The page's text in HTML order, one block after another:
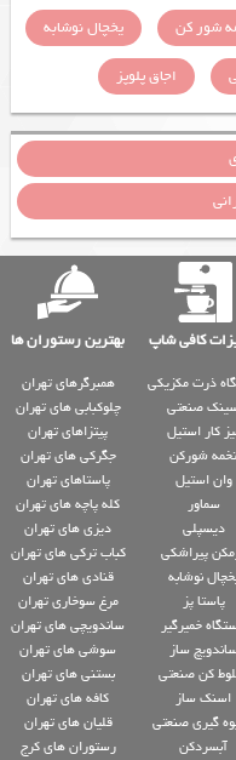
شور کن
یخچال نوشابه
اجاق پلوپز
کافی شاپ بهترین رستوران ها
ذرت مکزیکی
صنعتی
کار استیل
تخمه شورکن
وان استیل
سماور
دیسپلی
پیراشکی
نوشابه
پاستا پز
خمیرگیر
ساندویچ ساز
کن صنعتی
اسنک ساز
گیری صنعتی
آبسردکن
همبرگرهای تهران
چلوکبابی های تهران
پیتزاهای تهران
جگرکی های تهران
پاستاهای تهران
کله پاچه های تهران
دیزی های تهران
کباب ترکی های تهران
قنادی های تهران
مرغ سوخاری تهران
ساندویچی های تهران
سوشی های تهران
بستنی های تهران
کافه های تهران
قلیان های تهران
رستوران های کرج